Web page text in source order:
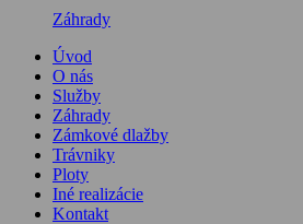
Záhrady
Úvod
O nás
Služby
Záhrady
Zámkové dlažby
Trávniky
Ploty
Iné realizácie
Kontakt